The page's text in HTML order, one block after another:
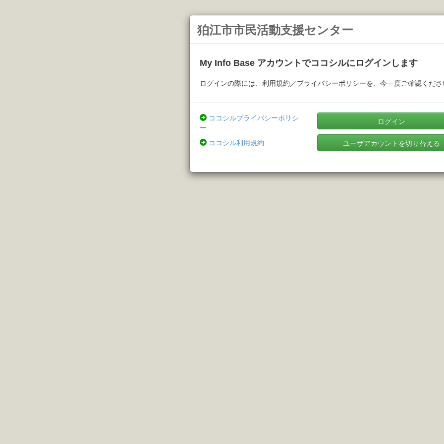
狛江市市民活動支援センター
My Info Base アカウントでココシルにログインします
ログインの際には、利用規約／プライバシーポリシーを、今一度ご確認くだ
ココシルプライバシーポリシ
ー
ココシル利用規約
ログイン
ユーザアカウントを切り替える